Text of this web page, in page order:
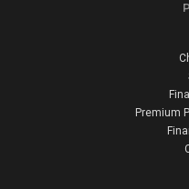
Premium